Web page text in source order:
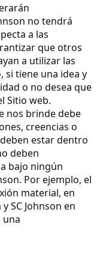
no tendrá
a las
que otros
a utilizar las
si tiene una idea y
o no desea que
Sitio web.
nos brinde debe
creencias o
estar dentro
deben
bajo ningún
Por ejemplo, el
material, en
SC Johnson en
una